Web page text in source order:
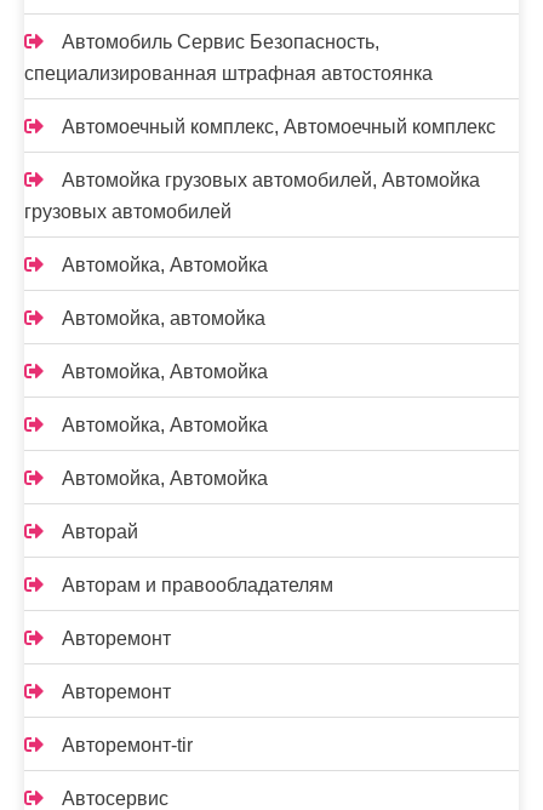
Автомобиль Сервис Безопасность,
специализированная штрафная автостоянка
Автомоечный комплекс, Автомоечный комплекс
Автомойка грузовых автомобилей, Автомойка
грузовых автомобилей
Автомойка, Автомойка
Автомойка, автомойка
Автомойка, Автомойка
Автомойка, Автомойка
Автомойка, Автомойка
Авторай
Авторам и правообладателям
Авторемонт
Авторемонт
Авторемонт-tir
Автосервис